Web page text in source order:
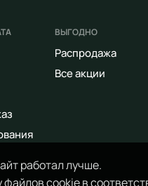
работал лучше.
cookie в
ВЫГОДНО
Распродажа
Все акции